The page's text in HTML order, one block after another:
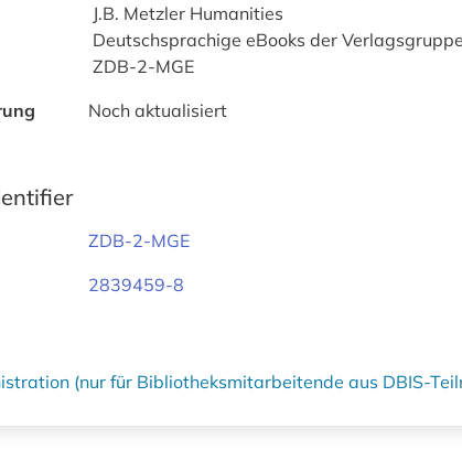
J.B. Metzler Humanities
Deutschsprachige eBooks der
ZDB-2-MGE
Noch aktualisiert
ZDB-2-MGE
2839459-8
(nur für Bibliotheksmitarbeitende aus DBIS-